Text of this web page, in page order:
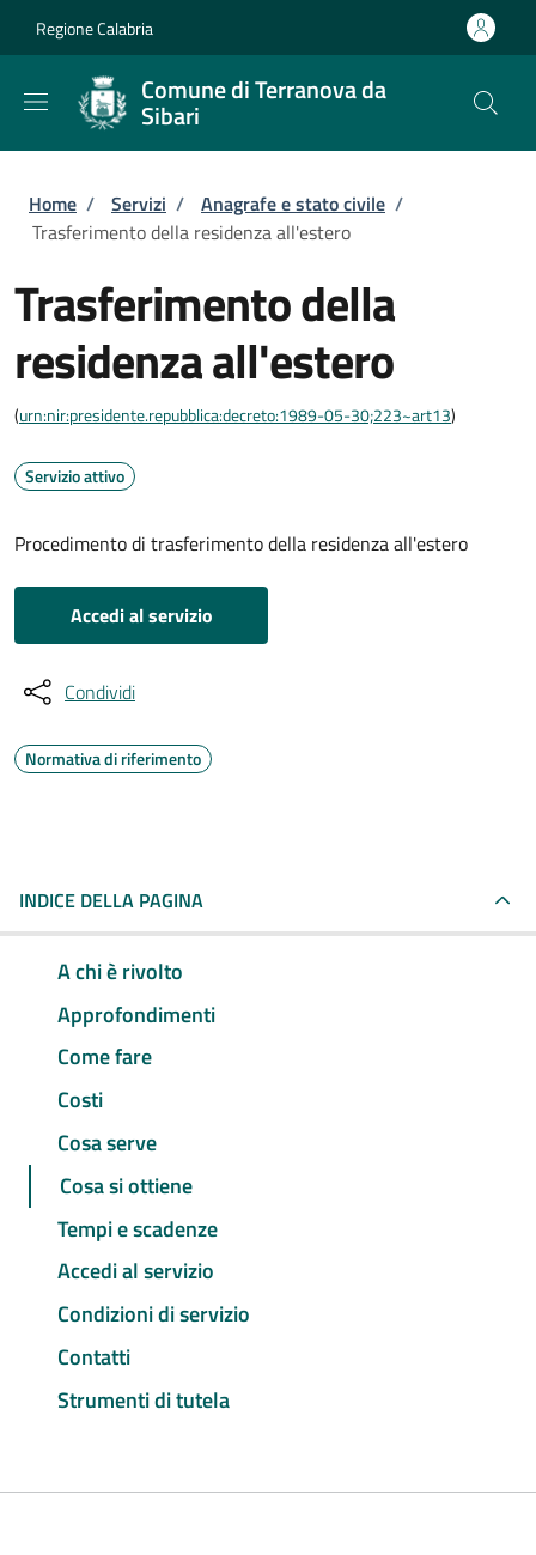
Regione Calabria
Comune di Terranova da
Sibari
Briciole di pane
Home / Servizi / Anagrafe e stato civile /
Trasferimento della residenza all'estero
Trasferimento della
residenza all'estero
(urn:nir:presidente.repubblica:decreto:1989-05-30;223~art13)
Servizio attivo
Procedimento di trasferimento della residenza all'estero
Accedi al servizio
Condividi
Normativa di riferimento
INDICE DELLA PAGINA
A chi è rivolto
Approfondimenti
Come fare
Costi
Cosa serve
Cosa si ottiene
Tempi e scadenze
Accedi al servizio
Condizioni di servizio
Contatti
Strumenti di tutela